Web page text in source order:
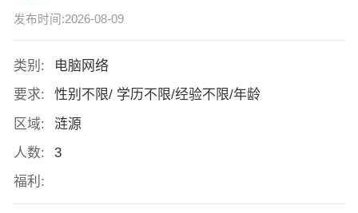
发布时间:2026-08-09
类别:
电脑网络
要求:
性别不限/ 学历不限/经验不限/年龄
区域:
涟源
人数:
3
福利: